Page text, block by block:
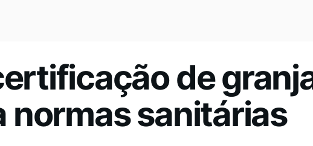
de
normas sanitárias